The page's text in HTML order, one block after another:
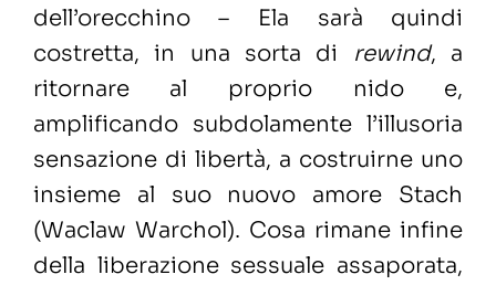
dell’orecchino – Ela sarà quindi
costretta, in una sorta di rewind, a
ritornare al proprio nido e,
amplificando subdolamente l’illusoria
sensazione di libertà, a costruirne uno
insieme al suo nuovo amore Stach
(Waclaw Warchol). Cosa rimane infine
della liberazione sessuale assaporata,